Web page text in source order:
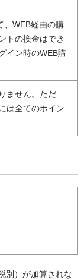
、WEB経由の購
トの換金はでき
イン時のWEB購
ません。ただ
は全てのポイン
別）が加算されな